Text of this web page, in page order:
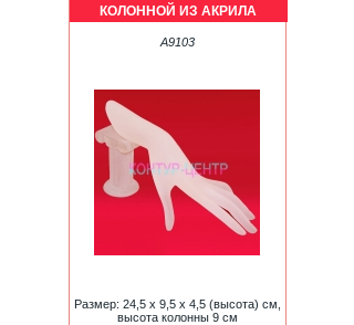
КОЛОННОЙ ИЗ АКРИЛА
A9103
Размер: 24,5 х 9,5 х 4,5 (высота) см,
высота колонны 9 см